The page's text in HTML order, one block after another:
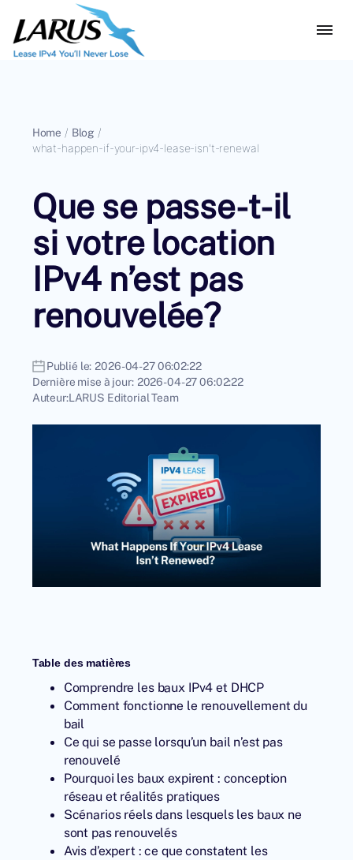
Home / Blog /
what-happen-if-your-ipv4-lease-isn't-renewal
Que se passe-t-il
si votre location
IPv4 n’est pas
renouvelée?
Publié le: 2026-04-27 06:02:22
Dernière mise à jour: 2026-04-27 06:02:22
Auteur:LARUS Editorial Team
Table des matières
Comprendre les baux IPv4 et DHCP
Comment fonctionne le renouvellement du
bail
Ce qui se passe lorsqu’un bail n’est pas
renouvelé
Pourquoi les baux expirent : conception
réseau et réalités pratiques
Scénarios réels dans lesquels les baux ne
sont pas renouvelés
Avis d’expert : ce que constatent les